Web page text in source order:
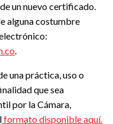
un nuevo certificado.
alguna costumbre
.
una práctica, uso o
que sea
por la Cámara,
formato disponible aquí.